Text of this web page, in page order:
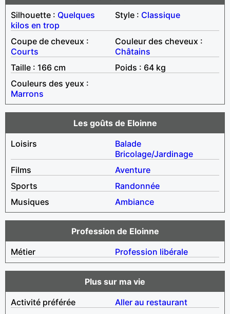
Silhouette : Quelques
kilos en trop
Style : Classique
Coupe de cheveux :
Courts
Couleur des cheveux :
Châtains
Taille : 166 cm
Poids : 64 kg
Couleurs des yeux :
Marrons
Les goûts de Eloinne
Loisirs
Balade
Bricolage/Jardinage
Films
Aventure
Sports
Randonnée
Musiques
Ambiance
Profession de Eloinne
Métier
Profession libérale
Plus sur ma vie
Activité préférée
Aller au restaurant